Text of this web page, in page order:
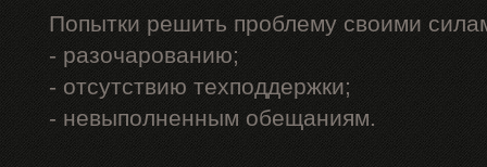
Попытки решить проблему своими
- разочарованию;
- отсутствию техподдержки;
- невыполненным обещаниям.